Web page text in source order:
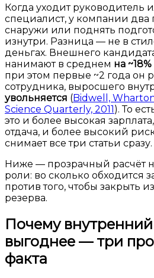
Когда уходит руководитель
специалист, у компании два
снаружи или поднять
изнутри. Разница — не в
деньгах. Внешнего
нанимают в среднем на
при этом первые ~2 года он
сотрудника, выросшего
увольняется (Bidwell,
Science Quarterly, 2011). То
это и более высокая
отдача, и более высокий
снимает все три статьи сразу.
Ниже — прозрачный расчёт
роли: во сколько обходится
против того, чтобы закрыть
резерва.
Почему
выгоднее — три
факта